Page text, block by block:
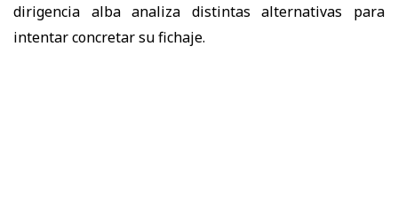
dirigencia alba analiza distintas alternativas para
intentar concretar su fichaje.